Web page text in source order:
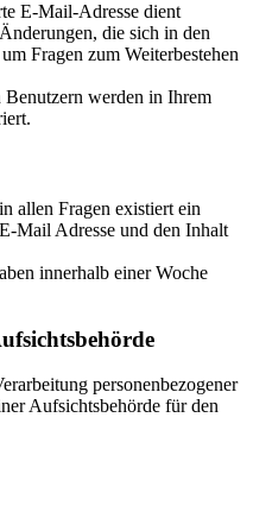
E-Mail-Adresse dient
die sich in den
Fragen zum Weiterbestehen
werden in Ihrem
allen Fragen existiert ein
Mail Adresse und den Inhalt
innerhalb einer Woche
personenbezogener
Aufsichtsbehörde für den